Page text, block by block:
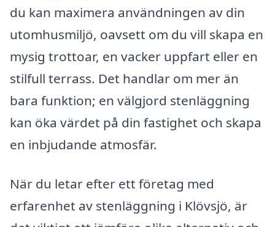
du kan maximera användningen av din
utomhusmiljö, oavsett om du vill skapa en
mysig trottoar, en vacker uppfart eller en
stilfull terrass. Det handlar om mer än
bara funktion; en välgjord stenläggning
kan öka värdet på din fastighet och skapa
en inbjudande atmosfär.
När du letar efter ett företag med
erfarenhet av stenläggning i Klövsjö, är